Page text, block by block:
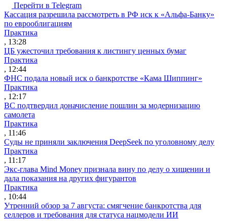
Перейти в Telegram
Кассация разрешила рассмотреть в РФ иск к «Альфа-Банку»
по еврооблигациям
Практика
, 13:28
ЦБ ужесточил требования к листингу ценных бумаг
Практика
, 12:44
ФНС подала новый иск о банкротстве «Кама Шиппинг»
Практика
, 12:17
ВС подтвердил доначисление пошлин за модернизацию
самолета
Практика
, 11:46
Суды не приняли заключения DeepSeek по уголовному делу
Практика
, 11:17
Экс-глава Mind Money признала вину по делу о хищении и
дала показания на других фигурантов
Практика
, 10:44
Утренний обзор за 7 августа: смягчение банкротства для
селлеров и требования для статуса нацмодели ИИ